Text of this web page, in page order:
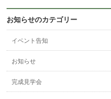
お知らせのカテゴリー
イベント告知
お知らせ
完成見学会